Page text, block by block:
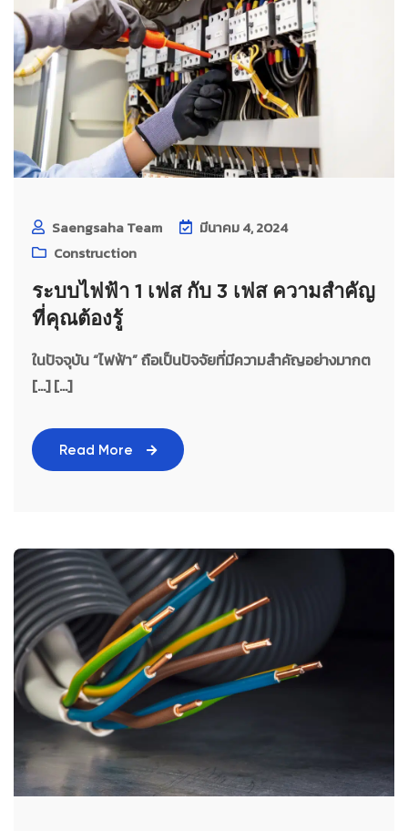
Saengsaha Team
มีนาคม 4, 2024
Construction
ระบบไฟฟ้า 1 เฟส กับ 3 เฟส ความสำคัญ
ที่คุณต้องรู้
ในปัจจุบัน “ไฟฟ้า” ถือเป็นปัจจัยที่มีความสำคัญอย่างมากต
[…] [...]
Read More